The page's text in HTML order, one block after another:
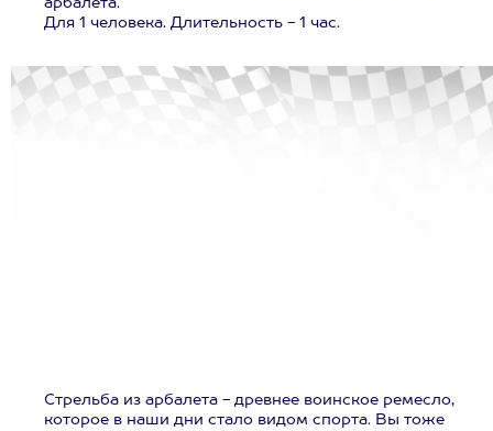
арбалета.
Для 1 человека. Длительность - 1 час.
Стрельба из арбалета - древнее воинское ремесло,
которое в наши дни стало видом спорта. Вы тоже